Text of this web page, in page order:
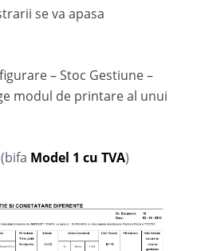
se va apasa
– Stoc Gestiune –
modul de printare al unui
Model 1 cu TVA)